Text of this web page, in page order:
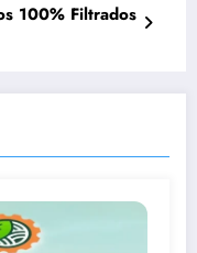
100% Filtrados